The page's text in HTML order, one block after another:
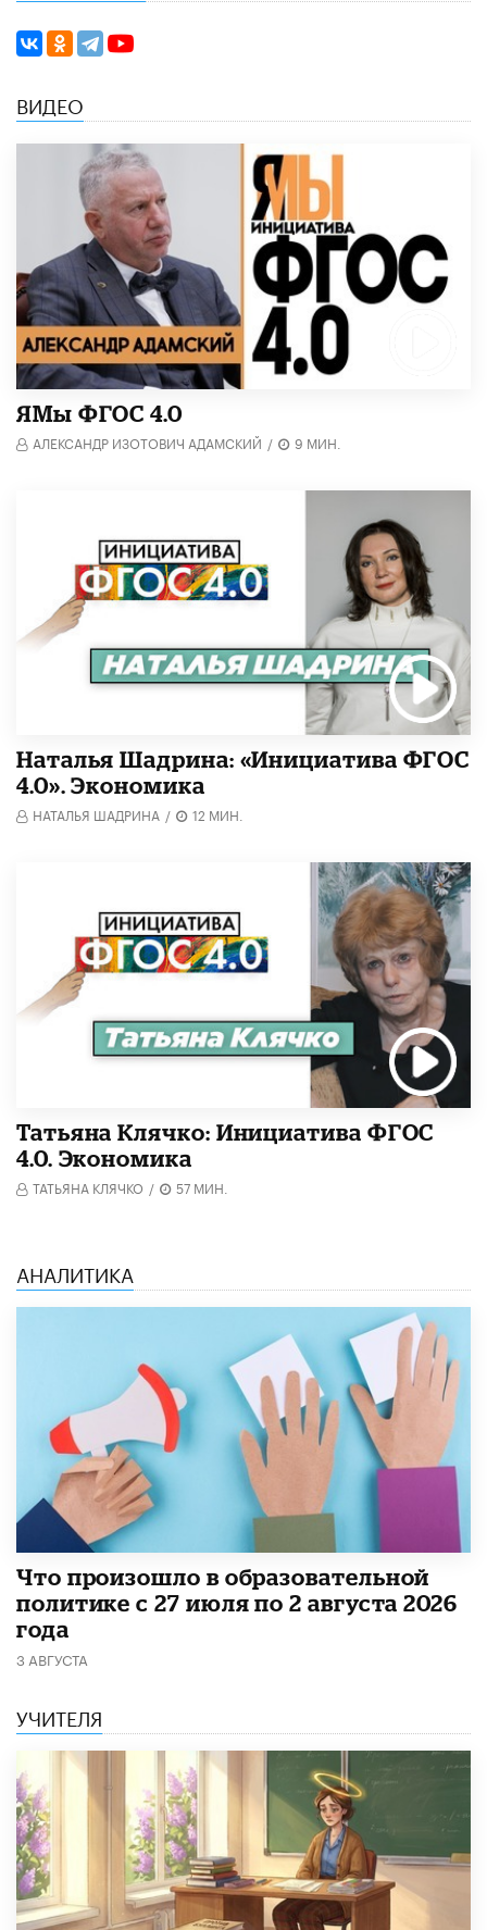
ВИДЕО
​ЯМы ФГОС 4.0
АЛЕКСАНДР ИЗОТОВИЧ АДАМСКИЙ / 9 МИН.
Наталья Шадрина: «Инициатива ФГОС
4.0». Экономика
НАТАЛЬЯ ШАДРИНА / 12 МИН.
Татьяна Клячко: Инициатива ФГОС
4.0. Экономика
ТАТЬЯНА КЛЯЧКО / 57 МИН.
АНАЛИТИКА
​Что произошло в образовательной
политике с 27 июля по 2 августа 2026
года
3 АВГУСТА
УЧИТЕЛЯ